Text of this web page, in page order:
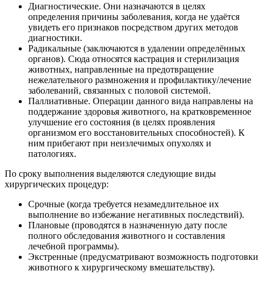
Диагностические. Они назначаются в целях
определения причины заболевания, когда не удаётся
увидеть его признаков посредством других методов
диагностики.
Радикальные (заключаются в удалении определённых
органов). Сюда относятся кастрация и стерилизация
животных, направленные на предотвращение
нежелательного размножения и профилактику/лечение
заболеваний, связанных с половой системой.
Паллиативные. Операции данного вида направлены на
поддержание здоровья животного, на кратковременное
улучшение его состояния (в целях проявления
организмом его восстановительных способностей). К
ним прибегают при неизлечимых опухолях и
патологиях.
По сроку выполнения выделяются следующие виды
хирургических процедур:
Срочные (когда требуется незамедлительное их
выполнение во избежание негативных последствий).
Плановые (проводятся в назначенную дату после
полного обследования животного и составления
лечебной программы).
Экстренные (предусматривают возможность подготовки
животного к хирургическому вмешательству).